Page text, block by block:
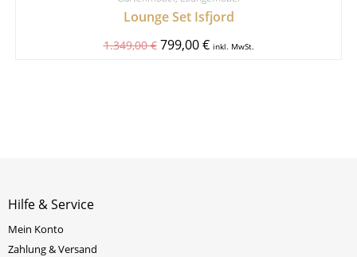
Lounge Set Isfjord
1.349,00€ 799,00€ inkl. MwSt.
Hilfe & Service
Mein Konto
Zahlung & Versand